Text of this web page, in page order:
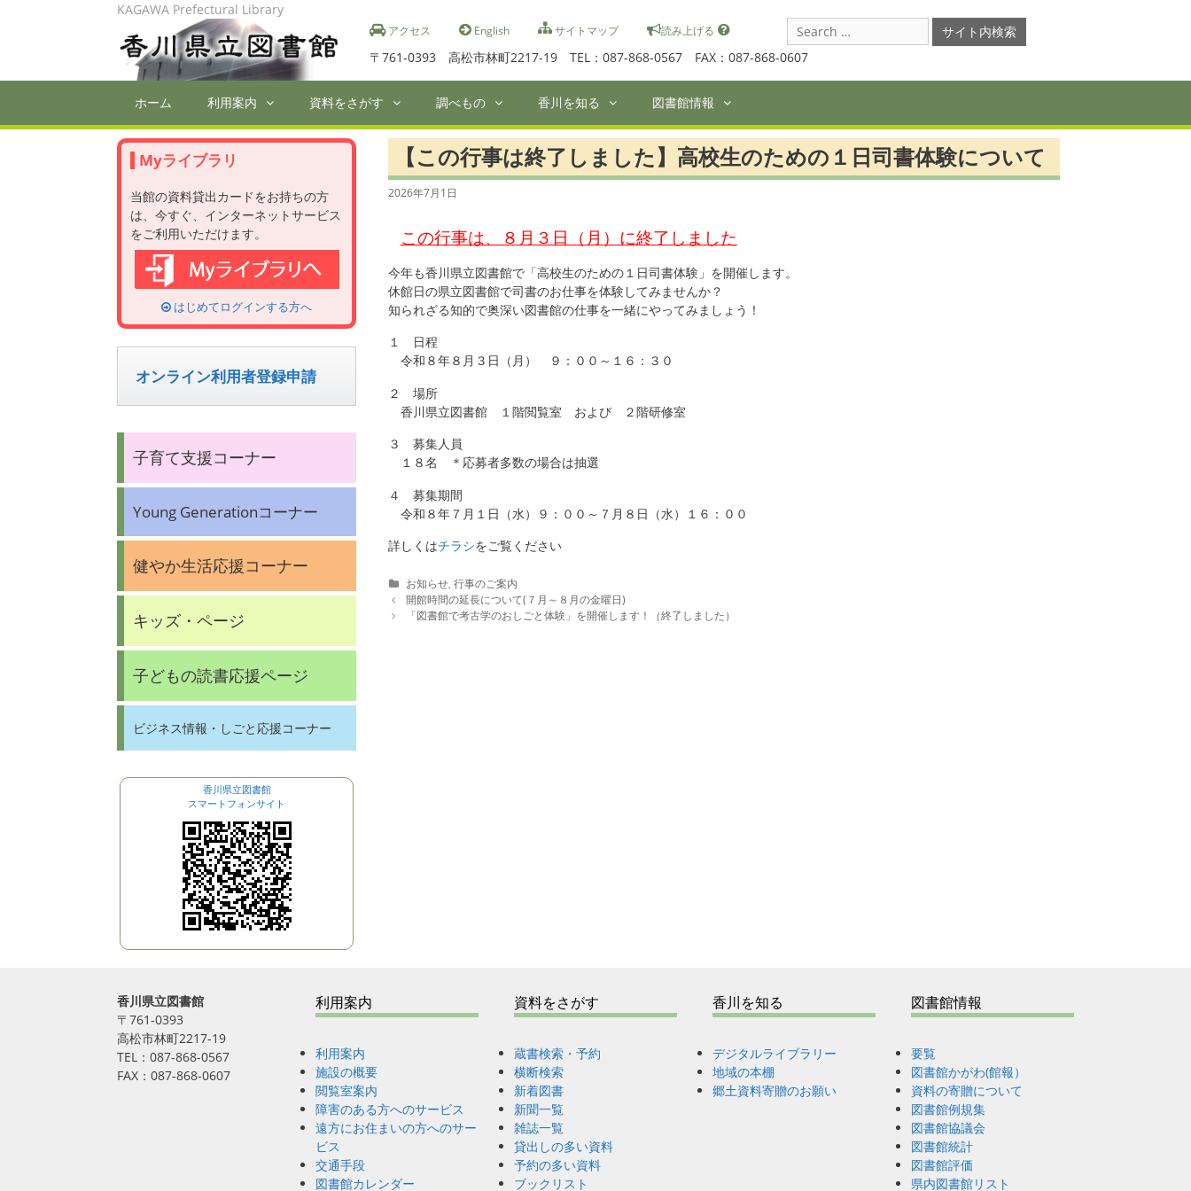
アクセス English サイトマップ 読み上げる
〒761-0393 高松市林町2217-19 TEL：087-868-0567 FAX：087-868-0607
KAGAWA Prefectural Library
Search
for:
ホーム 利用案内 資料をさがす 調べもの 香川を知る 図書館情報
【この行事は終了しました】高校生のための１日司書体験について
2026年7月1日
この行事は、８月３日（月）に終了しました
今年も香川県立図書館で「高校生のための１日司書体験」を開催します。
休館日の県立図書館で司書のお仕事を体験してみませんか？
知られざる知的で奥深い図書館の仕事を一緒にやってみましょう！
１ 日程
令和８年８月３日（月） ９：００～１６：３０
２ 場所
香川県立図書館 １階閲覧室 および ２階研修室
３ 募集人員
１８名 ＊応募者多数の場合は抽選
４ 募集期間
令和８年７月１日（水）９：００～７月８日（水）１６：００
詳しくはチラシをご覧ください
C
a
お知らせ, 行事のご案内
P
o
開館時間の延長について(７月～８月の金曜日)
「図書館で考古学のおしごと体験」を開催します！（終了しました）
Myライブラリ
当館の資料貸出カードをお持ちの方
は、今すぐ、インターネットサービス
をご利用いただけます。
はじめてログインする方へ
オンライン利用者登録申請
子育て支援コーナー
Young Generationコーナー
健やか生活応援コーナー
キッズ・ページ
子どもの読書応援ページ
ビジネス情報・しごと応援コーナー
香川県立図書館
スマートフォンサイト
香川県立図書館
〒761-0393
高松市林町2217-19
TEL：087-868-0567
FAX：087-868-0607
利用案内
利用案内
施設の概要
閲覧室案内
障害のある方へのサービス
遠方にお住まいの方へのサー
ビス
交通手段
図書館カレンダー
資料をさがす
蔵書検索・予約
横断検索
新着図書
新聞一覧
雑誌一覧
貸出しの多い資料
予約の多い資料
ブックリスト
香川を知る
デジタルライブラリー
地域の本棚
郷土資料寄贈のお願い
図書館情報
要覧
図書館かがわ(館報）
資料の寄贈について
図書館例規集
図書館協議会
図書館統計
図書館評価
県内図書館リスト